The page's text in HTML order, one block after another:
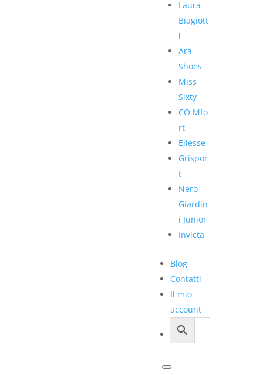
Laura
Biagiott
i
Ara
Shoes
Miss
Sixty
CO.Mfo
rt
Ellesse
Grispor
t
Nero
Giardin
i Junior
Invicta
Blog
Contatti
Il mio
account